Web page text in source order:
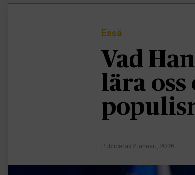
Essä
Vad
lära
Publicerad 2 januari, 2026